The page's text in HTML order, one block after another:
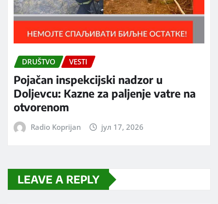
DRUŠTVO VESTI
Pojačan inspekcijski nadzor u
Doljevcu: Kazne za paljenje vatre na
otvorenom
Radio Koprijan јул 17, 2026
LEAVE A REPLY